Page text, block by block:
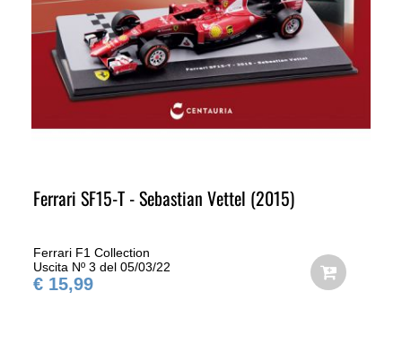
Ferrari SF15-T - Sebastian Vettel (2015)
Ferrari F1 Collection
Uscita Nº 3 del 05/03/22
€ 15,99